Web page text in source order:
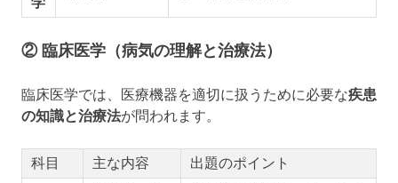
② 臨床医学（病気の理解と治療法）
臨床医学では、医療機器を適切に扱うために必要な疾患
の知識と治療法が問われます。
科目 主な内容 出題のポイント